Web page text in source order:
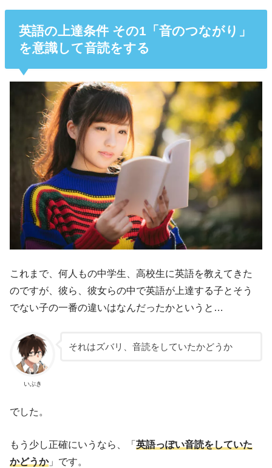
英語の上達条件 その1「音のつながり」
を意識して音読をする
これまで、何人もの中学生、高校生に英語を教えてきた
のですが、彼ら、彼女らの中で英語が上達する子とそう
でない子の一番の違いはなんだったかというと…
いぶき
それはズバリ、音読をしていたかどうか
でした。
もう少し正確にいうなら、「英語っぽい音読をしていた
かどうか」です。